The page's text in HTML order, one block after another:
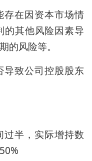
存在因资本市场情
的其他风险因素导
的风险等。
导致公司控股股东
过半，实际增持数